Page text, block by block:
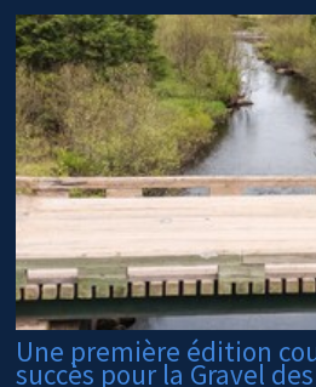
Une première édition
succès pour la Gravel